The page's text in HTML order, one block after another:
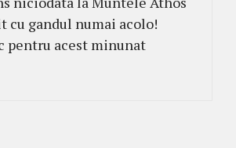
cu gandul numai acolo!
pentru acest minunat